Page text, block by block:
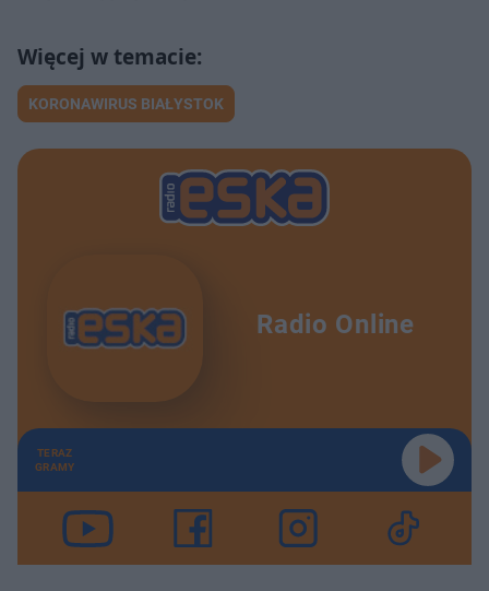
KORONAWIRUS BIAŁYSTOK
Radio Online
TERAZ
GRAMY